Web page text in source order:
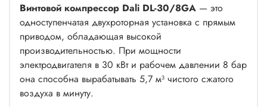
Винтовой компрессор Dali DL-30/8GA — это
одноступенчатая двухроторная установка с прямым
приводом, обладающая высокой
производительностью. При мощности
электродвигателя в 30 кВт и рабочем давлении 8 бар
она способна вырабатывать 5,7 м³ чистого сжатого
воздуха в минуту.